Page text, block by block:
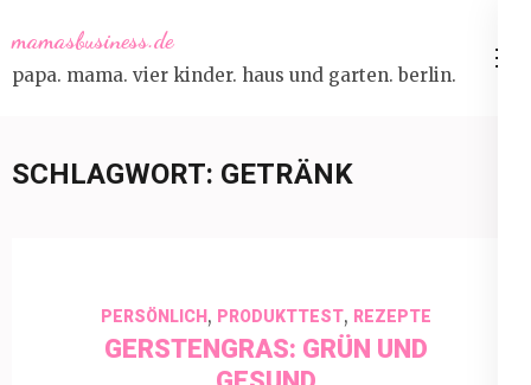
to
content
mamasbusiness.de
papa. mama. vier kinder. haus und garten. berlin.
SCHLAGWORT: GETRÄNK
PERSÖNLICH, PRODUKTTEST, REZEPTE
GERSTENGRAS: GRÜN UND